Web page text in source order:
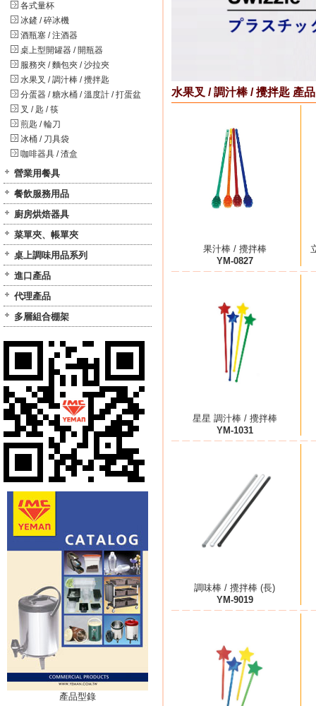
各式量杯
冰鏟 / 碎冰機
酒瓶塞 / 注酒器
桌上型開罐器 / 開瓶器
服務夾 / 麵包夾 / 沙拉夾
水果叉 / 調汁棒 / 攪拌匙
分蛋器 / 糖水桶 / 溫度計 / 打蛋盆
叉 / 匙 / 筷
煎匙 / 輪刀
冰桶 / 刀具袋
咖啡器具 / 渣盒
營業用餐具
餐飲服務用品
廚房烘焙器具
菜單夾、帳單夾
桌上調味用品系列
進口產品
代理產品
多層組合棚架
產品型錄
水果叉 / 調汁棒 / 攪拌匙 產品
果汁棒 / 攪拌棒
YM-0827
星星 調汁棒 / 攪拌棒
YM-1031
調味棒 / 攪拌棒 (長)
YM-9019